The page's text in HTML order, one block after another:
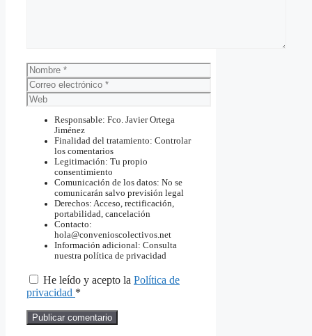
Nombre
Correo
electrónico
Web
Responsable: Fco. Javier Ortega
Jiménez
Finalidad del tratamiento: Controlar
los comentarios
Legitimación: Tu propio
consentimiento
Comunicación de los datos: No se
comunicarán salvo previsión legal
Derechos: Acceso, rectificación,
portabilidad, cancelación
Contacto:
hola@convenioscolectivos.net
Información adicional: Consulta
nuestra política de privacidad
He leído y acepto la Política de
privacidad *